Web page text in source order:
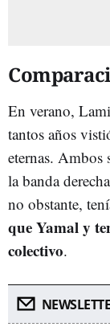
En verano,
tantos años
eternas. Ambos
la banda
no obstante,
que Yamal y
colectivo.